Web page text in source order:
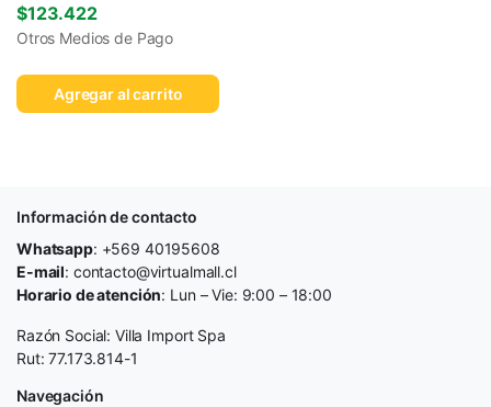
$123.422
Otros Medios de Pago
Agregar al carrito
Información de contacto
Whatsapp: +569 40195608
E-mail: contacto@virtualmall.cl
Horario de atención: Lun – Vie: 9:00 – 18:00
Razón Social: Villa Import Spa
Rut: 77.173.814-1
Navegación